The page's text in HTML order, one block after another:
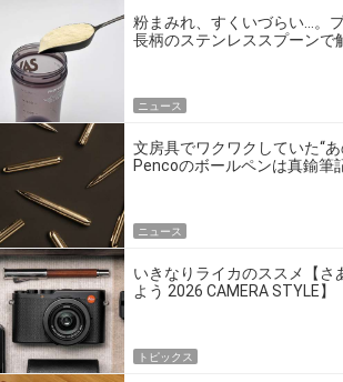
粉まみれ、すくいづらい…。
長柄のステンレススプーンで
ニュース
文房具でワクワクしていた“あ
Pencoのボールペンは真鍮筆
ニュース
いきなりライカのススメ【さ
よう 2026 CAMERA STYLE】
トピックス